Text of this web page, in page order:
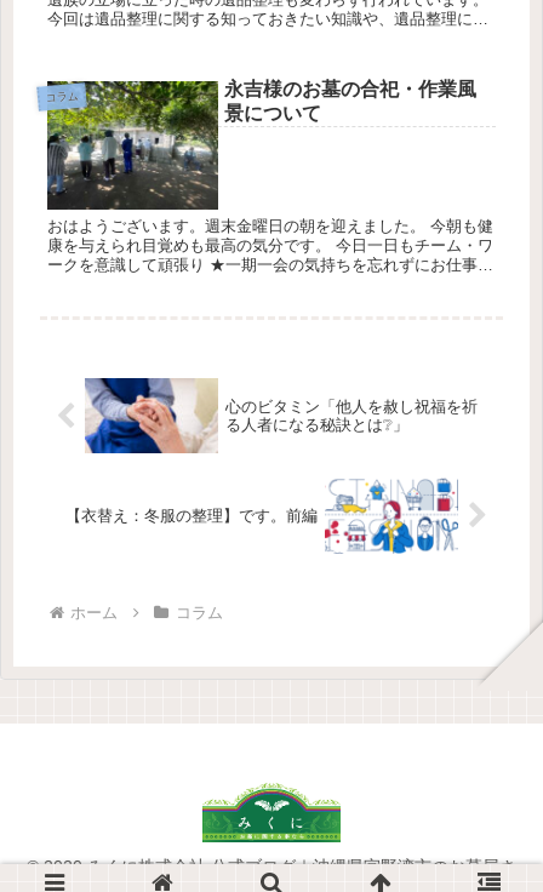
今回は遺品整理に関する知っておきたい知識や、遺品整理に関
コラム
永吉様のお墓の合祀・作業風
景について
おはようございます。週末金曜日の朝を迎えました。 今朝も健
康を与えられ目覚めも最高の気分です。 今日一日もチーム・ワ
ークを意識して頑張り ★一期一会の気持ちを忘れずにお仕事に
心のビタミン「他人を赦し祝福を祈
る人者になる秘訣とは❔」
【衣替え：冬服の整理】です。前編
ホーム コラム
© 2020 みくに株式会社 公式ブログ｜沖縄県宜野湾市のお墓屋さ